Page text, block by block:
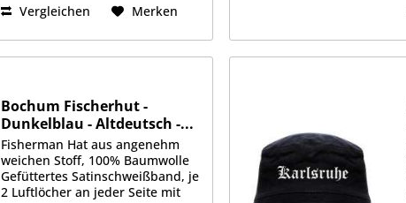
Vergleichen Merken
Bochum Fischerhut -
Dunkelblau - Altdeutsch -...
Fisherman Hat aus angenehm
weichen Stoff, 100% Baumwolle
Gefüttertes Satinschweißband, je
2 Luftlöcher an jeder Seite mit